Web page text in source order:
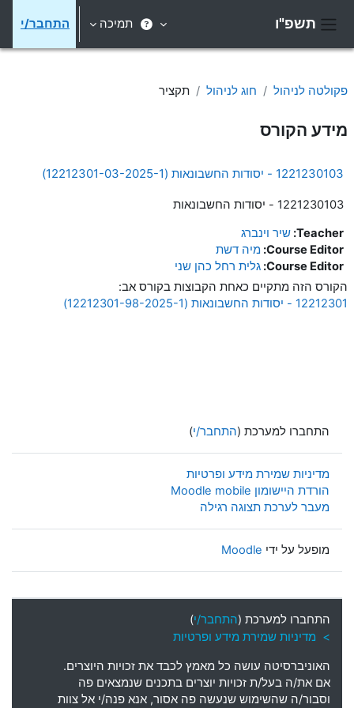
תשפ"ו תמיכה התחבר/י
פקולטה לניהול חוג לניהול תקציר
מידע הקורס
1221230103 - יסודות החשבונאות (12212301-03-2025-1)
1221230103 - יסודות החשבונאות
Teacher: שיר וינברג
Course Editor: מיה דשת
Course Editor: גלית רחל כהן שני
הקורס הזה מתקיים כאחת הקבוצות בקורס אב:
12212301 - יסודות החשבונאות (12212301-98-2025-1)
התחברו למערכת (התחבר/י)
מדיניות שמירת מידע ופרטיות
הורדת היישומון Moodle mobile
מעבר לערכת תצוגה רגילה
מופעל על ידי Moodle
התחברו למערכת (התחבר/י)
> מדיניות שמירת מידע ופרטיות
האוניברסיטה עושה כל מאמץ לכבד את זכויות היוצרים.
אם את/ה בעל/ת זכויות יוצרים בתכנים שנמצאים פה
וסבור/ה שהשימוש שנעשה פה אסור, אנא פנה/י אל צוות